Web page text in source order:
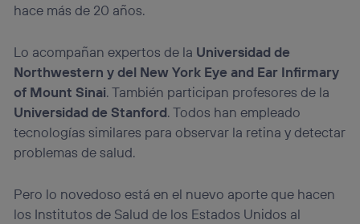
hace más de 20 años.
Lo acompañan expertos de la Universidad de
Northwestern y del New York Eye and Ear Infirmary
of Mount Sinai. También participan profesores de la
Universidad de Stanford. Todos han empleado
tecnologías similares para observar la retina y detectar
problemas de salud.
Pero lo novedoso está en el nuevo aporte que hacen
los Institutos de Salud de los Estados Unidos al